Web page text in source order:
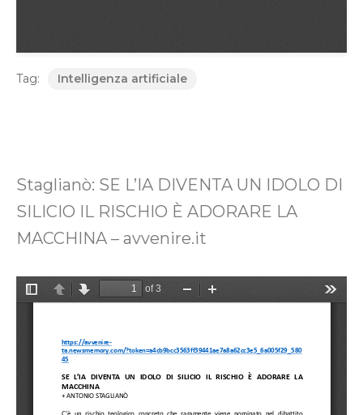
Tag: Intelligenza artificiale
Staglianò: SE L’IA DIVENTA UN IDOLO DI
SILICIO IL RISCHIO È ADORARE LA
MACCHINA – avvenire.it